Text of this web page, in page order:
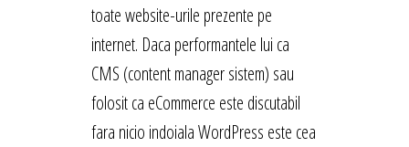
toate website-urile prezente pe
internet. Daca performantele lui ca
CMS (content manager sistem) sau
folosit ca eCommerce este discutabil
fara nicio indoiala WordPress este cea